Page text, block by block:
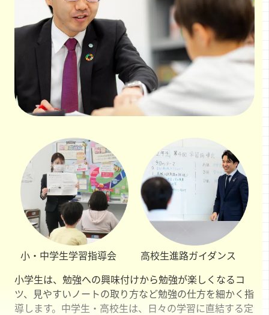
小・中学生学習指導会 高校生進路ガイダンス
小学生は、勉強への興味付けから勉強が楽しくなるコ
ツ、見やすいノートの取り方など勉強の仕方を細かく指
導します。中学生・高校生は、日々の学習に直結する定